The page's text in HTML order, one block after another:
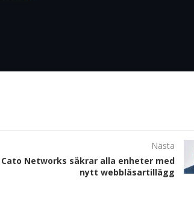
Nästa
Cato Networks säkrar alla enheter med
nytt webbläsartillägg